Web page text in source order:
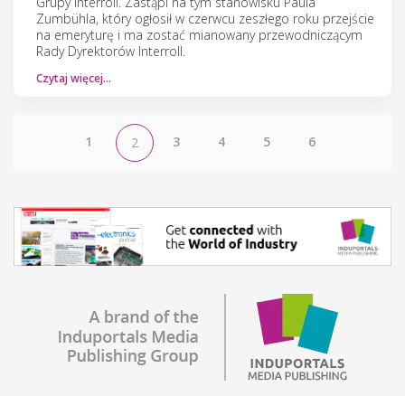
Zumbühla, który ogłosił w czerwcu zeszłego roku przejście
na emeryturę i ma zostać mianowany przewodniczącym
Rady Dyrektorów Interroll.
Czytaj więcej…
1 2 3 4 5 6